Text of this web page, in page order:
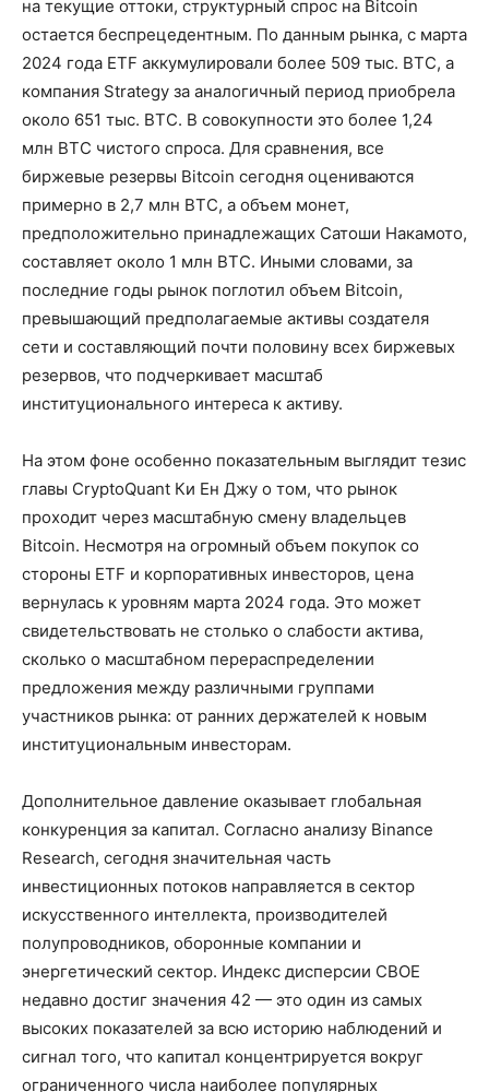
на текущие оттоки, структурный спрос на Bitcoin
остается беспрецедентным. По данным рынка, с марта
2024 года ETF аккумулировали более 509 тыс. BTC, а
компания Strategy за аналогичный период приобрела
около 651 тыс. BTC. В совокупности это более 1,24
млн BTC чистого спроса. Для сравнения, все
биржевые резервы Bitcoin сегодня оцениваются
примерно в 2,7 млн BTC, а объем монет,
предположительно принадлежащих Сатоши Накамото,
составляет около 1 млн BTC. Иными словами, за
последние годы рынок поглотил объем Bitcoin,
превышающий предполагаемые активы создателя
сети и составляющий почти половину всех биржевых
резервов, что подчеркивает масштаб
институционального интереса к активу.
На этом фоне особенно показательным выглядит тезис
главы CryptoQuant Ки Ен Джу о том, что рынок
проходит через масштабную смену владельцев
Bitcoin. Несмотря на огромный объем покупок со
стороны ETF и корпоративных инвесторов, цена
вернулась к уровням марта 2024 года. Это может
свидетельствовать не столько о слабости актива,
сколько о масштабном перераспределении
предложения между различными группами
участников рынка: от ранних держателей к новым
институциональным инвесторам.
Дополнительное давление оказывает глобальная
конкуренция за капитал. Согласно анализу Binance
Research, сегодня значительная часть
инвестиционных потоков направляется в сектор
искусственного интеллекта, производителей
полупроводников, оборонные компании и
энергетический сектор. Индекс дисперсии CBOE
недавно достиг значения 42 — это один из самых
высоких показателей за всю историю наблюдений и
сигнал того, что капитал концентрируется вокруг
ограниченного числа наиболее популярных